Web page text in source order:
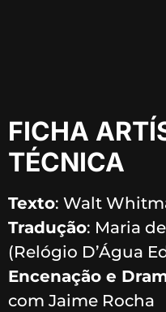
FICHA
TÉCNICA
Texto: Walt
Tradução: Maria
(Relógio D’Água
Encenação e
com Jaime Rocha